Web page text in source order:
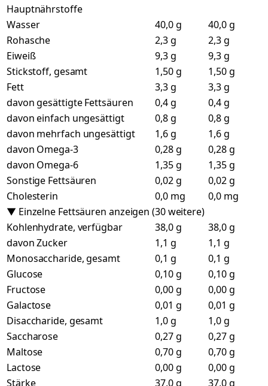
Hauptnährstoffe
Wasser
40,0 g
40,0 g
Rohasche
2,3 g
2,3 g
Eiweiß
9,3 g
9,3 g
Stickstoff, gesamt
1,50 g
1,50 g
Fett
3,3 g
3,3 g
davon gesättigte Fettsäuren
0,4 g
0,4 g
davon einfach ungesättigt
0,8 g
0,8 g
davon mehrfach ungesättigt
1,6 g
1,6 g
davon Omega-3
0,28 g
0,28 g
davon Omega-6
1,35 g
1,35 g
Sonstige Fettsäuren
0,02 g
0,02 g
Cholesterin
0,0 mg
0,0 mg
▼ Einzelne Fettsäuren anzeigen (30 weitere)
Kohlenhydrate, verfügbar
38,0 g
38,0 g
davon Zucker
1,1 g
1,1 g
Monosaccharide, gesamt
0,1 g
0,1 g
Glucose
0,10 g
0,10 g
Fructose
0,00 g
0,00 g
Galactose
0,01 g
0,01 g
Disaccharide, gesamt
1,0 g
1,0 g
Saccharose
0,27 g
0,27 g
Maltose
0,70 g
0,70 g
Lactose
0,00 g
0,00 g
Stärke
37,0 g
37,0 g